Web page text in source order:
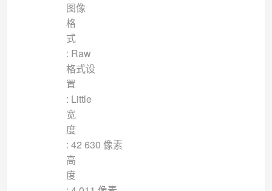
图像
格
: Raw
格式设
: Little
宽
: 42 630 像素
高